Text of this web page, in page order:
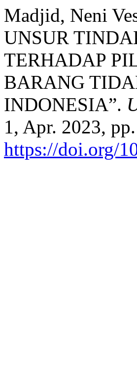
Madjid, Neni
UNSUR
TERHADAP
BARANG
INDONESIA”.
1, Apr. 2023,
https://doi.org/